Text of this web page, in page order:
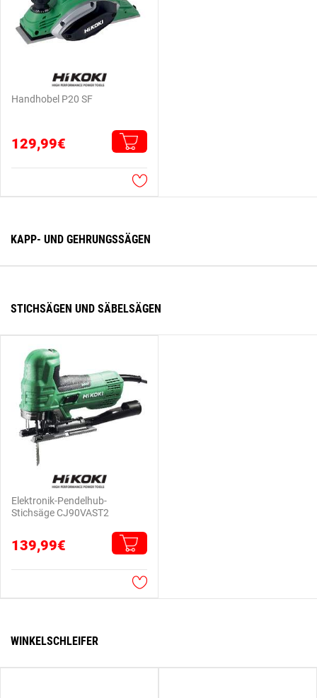
Handhobel P20 SF
129,99€
KAPP- UND GEHRUNGSSÄGEN
STICHSÄGEN UND SÄBELSÄGEN
Elektronik-Pendelhub-
Stichsäge CJ90VAST2
139,99€
WINKELSCHLEIFER